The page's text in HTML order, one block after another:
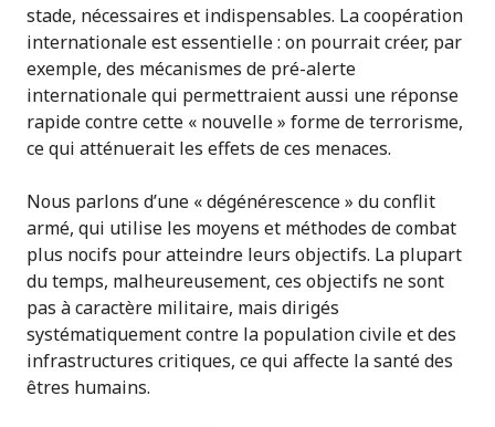
stade, nécessaires et indispensables. La coopération
internationale est essentielle : on pourrait créer, par
exemple, des mécanismes de pré-alerte
internationale qui permettraient aussi une réponse
rapide contre cette « nouvelle » forme de terrorisme,
ce qui atténuerait les effets de ces menaces.
Nous parlons d’une « dégénérescence » du conflit
armé, qui utilise les moyens et méthodes de combat
plus nocifs pour atteindre leurs objectifs. La plupart
du temps, malheureusement, ces objectifs ne sont
pas à caractère militaire, mais dirigés
systématiquement contre la population civile et des
infrastructures critiques, ce qui affecte la santé des
êtres humains.